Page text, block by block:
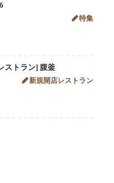
特集
ストラン] 腹釜
新規開店レストラン